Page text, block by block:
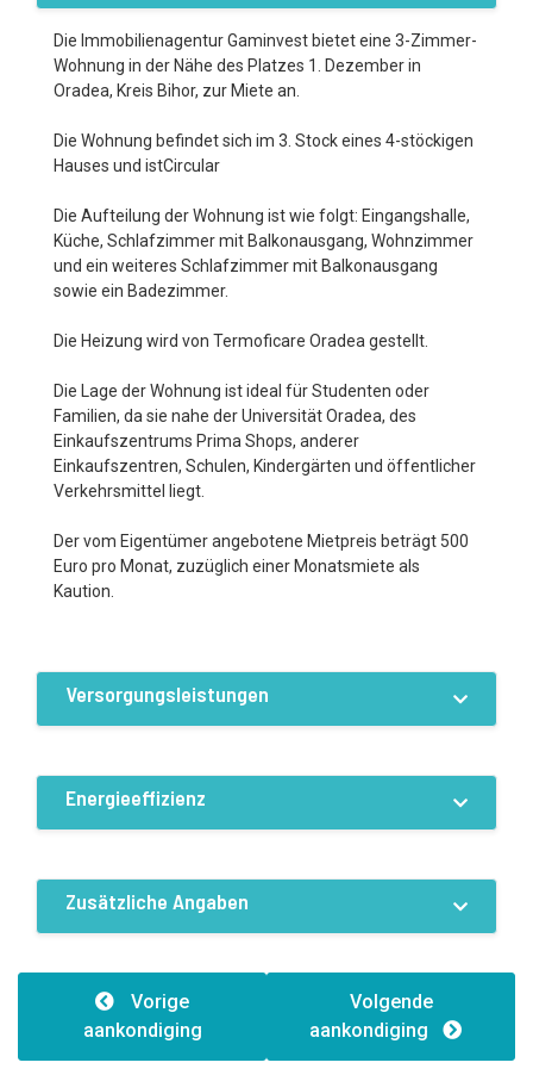
Die Immobilienagentur Gaminvest bietet eine 3-Zimmer-
Wohnung in der Nähe des Platzes 1. Dezember in
Oradea, Kreis Bihor, zur Miete an.
Die Wohnung befindet sich im 3. Stock eines 4-stöckigen
Hauses und istCircular
Die Aufteilung der Wohnung ist wie folgt: Eingangshalle,
Küche, Schlafzimmer mit Balkonausgang, Wohnzimmer
und ein weiteres Schlafzimmer mit Balkonausgang
sowie ein Badezimmer.
Die Heizung wird von Termoficare Oradea gestellt.
Die Lage der Wohnung ist ideal für Studenten oder
Familien, da sie nahe der Universität Oradea, des
Einkaufszentrums Prima Shops, anderer
Einkaufszentren, Schulen, Kindergärten und öffentlicher
Verkehrsmittel liegt.
Der vom Eigentümer angebotene Mietpreis beträgt 500
Euro pro Monat, zuzüglich einer Monatsmiete als
Kaution.
Versorgungsleistungen
Energieeffizienz
Zusätzliche Angaben
Gebäudestruktur:Caramida
Gebäudeart:1
Vorige
aankondiging
Volgende
aankondiging